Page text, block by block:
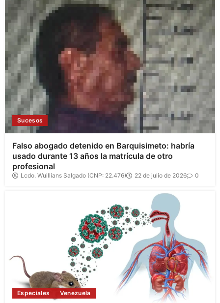
Sucesos
Falso abogado detenido en Barquisimeto: habría
usado durante 13 años la matrícula de otro
profesional
Lcdo. Wuillians Salgado (CNP: 22.476) 22 de julio de 2026 0
Especiales Venezuela